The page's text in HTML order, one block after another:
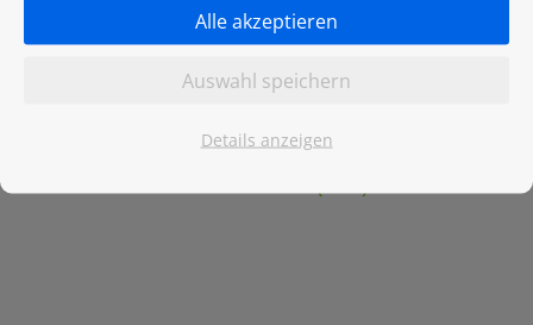
Alle akzeptieren
Auswahl speichern
Details anzeigen